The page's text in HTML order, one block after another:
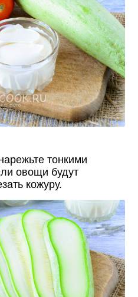
тонкими
овощи будут
кожуру.